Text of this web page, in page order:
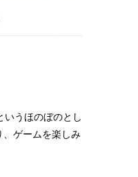
いうほのぼのとし
、ゲームを楽しみ